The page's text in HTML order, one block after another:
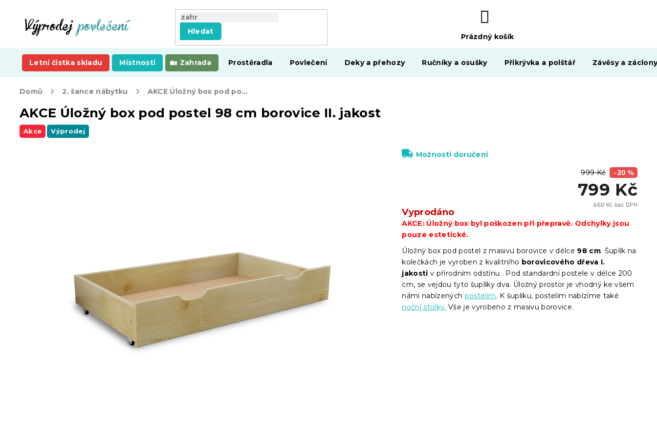
Hledat
NÁKUPNÍ
KOŠÍK
Prázdný košík
Letní čistka skladu Místnosti Zahrada Prostěradla Povlečení Deky a přehozy Ručníky a osušky Přikrývka a polštář Závěsy a
Domů 2. šance nábytku AKCE Úložný box pod postel 98 cm borovice II. jakost
AKCE Úložný box pod postel 98 cm borovice II. jakost
Akce Výprodej
999 Kč –20 %
799 Kč
660 Kč bez DPH
Vyprodáno
Možnosti doručení
AKCE: Úložný box byl poškozen při přepravě. Odchylky jsou
pouze estetické.
Úložný box pod postel z masivu borovice v délce 98 cm. Šuplík na
kolečkách je vyroben z kvalitního borovicového dřeva I.
jakosti v přírodním odstínu . Pod standardní postele v délce 200
cm, se vejdou tyto šuplíky dva. Úložný prostor je vhodný ke všem
námi nabízených postelím. K šuplíku, postelím nabízíme také
noční stolky. Vše je vyrobeno z masivu borovice.